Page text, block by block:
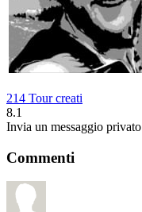
214 Tour creati
8.1
Invia un messaggio privato
Commenti